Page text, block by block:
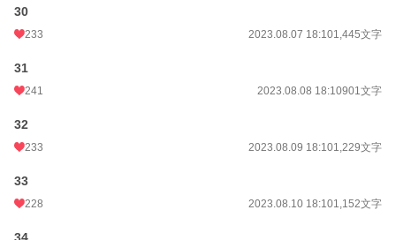
30
233 2023.08.07 18:101,445文字
31
241 2023.08.08 18:10901文字
32
233 2023.08.09 18:101,229文字
33
228 2023.08.10 18:101,152文字